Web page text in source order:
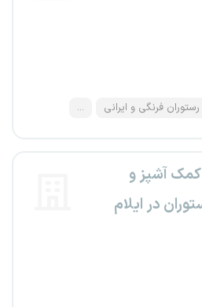
فرنگی و ایرانی ...
آشپز و
در ایلام